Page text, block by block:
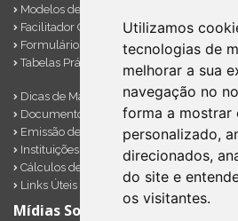
Utilizamos
tecnologias de
melhorar a sua
navegação no
forma a mostrar
personalizado,
direcionados,
do site e
os visitantes.
Modelos de Documentos
Facilitador Contábil
Formulários Diversos
Tabelas Práticas
Dicas de Marketing
Documentos Importantes
Emissão de Notas
Instituições Financeiras
Cálculos de Impostos em Atraso
Links Úteis
Mídias Sociais